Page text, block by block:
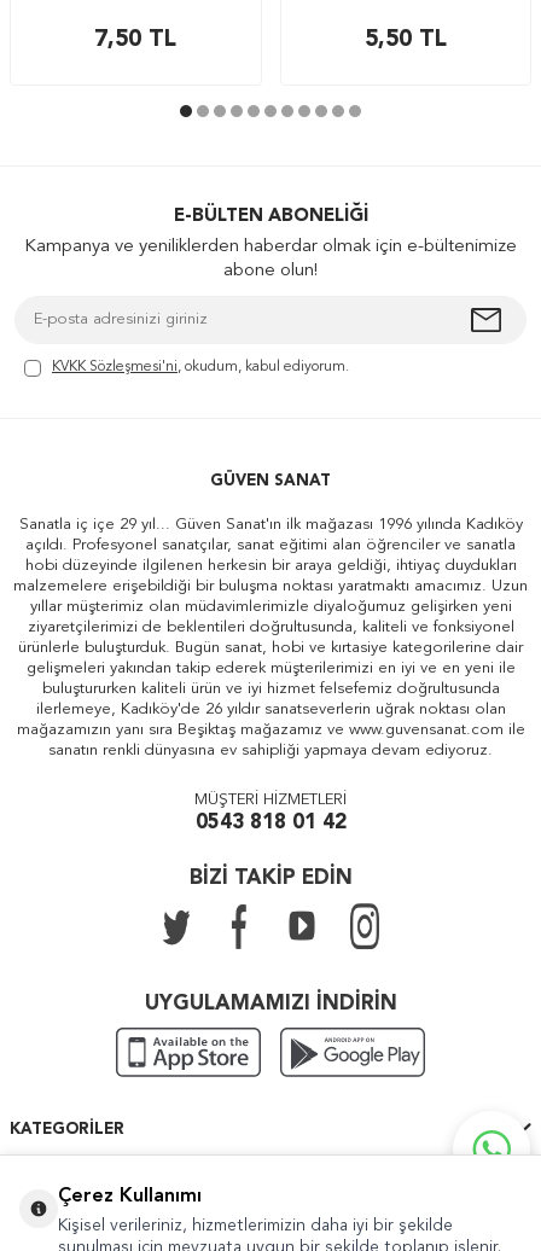
7,50 TL 5,50TL
E-BÜLTEN ABONELIĞI
Kampanya ve yeniliklerden haberdar olmak için e-bültenimize
abone olun!
KVKK Sözleşmesi'ni, okudum, kabul ediyorum.
GÜVEN SANAT
Sanatla iç içe 29 yıl... Güven Sanat'ın ilk mağazası 1996 yılında Kadıköy
açıldı. Profesyonel sanatçılar, sanat eğitimi alan öğrenciler ve sanatla
hobi düzeyinde ilgilenen herkesin bir araya geldiği, ihtiyaç duydukları
malzemelere erişebildiği bir buluşma noktası yaratmaktı amacımız. Uzun
yıllar müşterimiz olan müdavimlerimizle diyaloğumuz gelişirken yeni
ziyaretçilerimizi de beklentileri doğrultusunda, kaliteli ve fonksiyonel
ürünlerle buluşturduk. Bugün sanat, hobi ve kırtasiye kategorilerine dair
gelişmeleri yakından takip ederek müşterilerimizi en iyi ve en yeni ile
buluştururken kaliteli ürün ve iyi hizmet felsefemiz doğrultusunda
ilerlemeye, Kadıköy'de 26 yıldır sanatseverlerin uğrak noktası olan
mağazamızın yanı sıra Beşiktaş mağazamız ve www.guvensanat.com ile
sanatın renkli dünyasına ev sahipliği yapmaya devam ediyoruz.
MÜŞTERİ HİZMETLERİ
0543 818 01 42
BİZİ TAKİP EDİN
UYGULAMAMIZI İNDİRİN
KATEGORILER
HIZLI ERIŞIM
Çerez Kullanımı
Kişisel verileriniz, hizmetlerimizin daha iyi bir şekilde
sunulması için mevzuata uygun bir şekilde toplanıp işlenir.